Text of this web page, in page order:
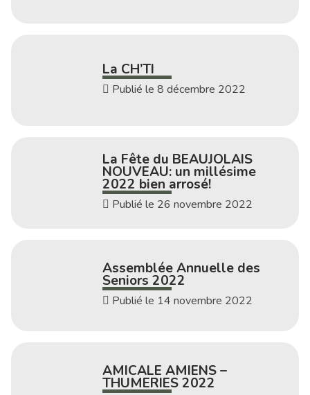
La CH’TI
Publié le 8 décembre 2022
La Fête du BEAUJOLAIS
NOUVEAU: un millésime
2022 bien arrosé!
Publié le 26 novembre 2022
Assemblée Annuelle des
Seniors 2022
Publié le 14 novembre 2022
AMICALE AMIENS –
THUMERIES 2022